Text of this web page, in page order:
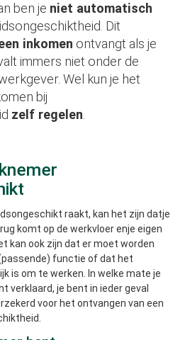
ben je niet automatisch
Dit
inkomen ontvangt als je
immers niet onder de
Wel kun je het
bij
zelf regelen
raakt, kan het zijn datje
komt op de werkvloer enje eigen
kan ook zijn dat er moet worden
functie of dat het
is om te werken. In welke mate je
verklaard, je bent in ieder geval
voor het ontvangen van een